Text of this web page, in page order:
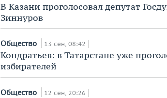
В Казани проголосовал депутат
Зиннуров
Общество 13 сен, 08:42
Кондратьев: в Татарстане уже
избирателей
Общество 12 сен, 20:26